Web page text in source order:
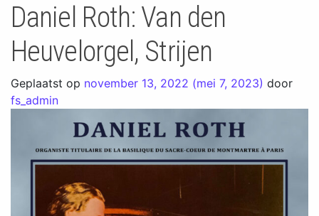
Daniel Roth: Van den
Heuvelorgel, Strijen
Geplaatst op november 13, 2022 (mei 7, 2023) door
fs_admin